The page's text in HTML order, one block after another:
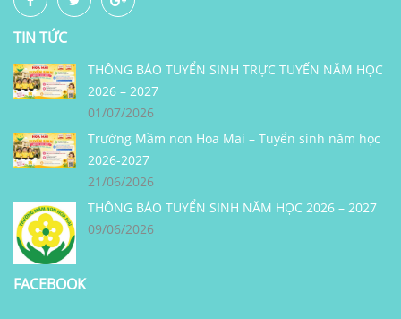
TIN TỨC
THÔNG BÁO TUYỂN SINH TRỰC TUYẾN NĂM HỌC
2026 – 2027
01/07/2026
Trường Mầm non Hoa Mai – Tuyển sinh năm học
2026-2027
21/06/2026
THÔNG BÁO TUYỂN SINH NĂM HỌC 2026 – 2027
09/06/2026
FACEBOOK